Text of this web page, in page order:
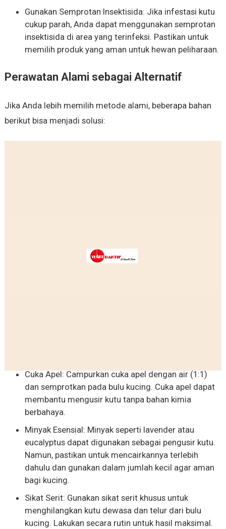
Gunakan Semprotan Insektisida: Jika infestasi kutu
cukup parah, Anda dapat menggunakan semprotan
insektisida di area yang terinfeksi. Pastikan untuk
memilih produk yang aman untuk hewan peliharaan.
Perawatan Alami sebagai Alternatif
Jika Anda lebih memilih metode alami, beberapa bahan
berikut bisa menjadi solusi:
Cuka Apel: Campurkan cuka apel dengan air (1:1)
dan semprotkan pada bulu kucing. Cuka apel dapat
membantu mengusir kutu tanpa bahan kimia
berbahaya.
Minyak Esensial: Minyak seperti lavender atau
eucalyptus dapat digunakan sebagai pengusir kutu.
Namun, pastikan untuk mencairkannya terlebih
dahulu dan gunakan dalam jumlah kecil agar aman
bagi kucing.
Sikat Serit: Gunakan sikat serit khusus untuk
menghilangkan kutu dewasa dan telur dari bulu
kucing. Lakukan secara rutin untuk hasil maksimal.